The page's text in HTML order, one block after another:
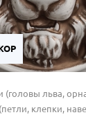
(головы льва,
клепки,